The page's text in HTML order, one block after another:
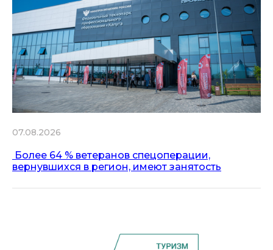
07.08.2026
Более 64 % ветеранов спецоперации,
вернувшихся в регион, имеют занятость